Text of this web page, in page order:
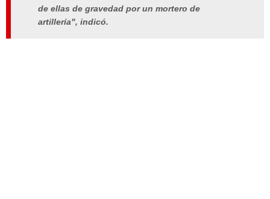
de ellas de gravedad por un mortero de
artillería", indicó.